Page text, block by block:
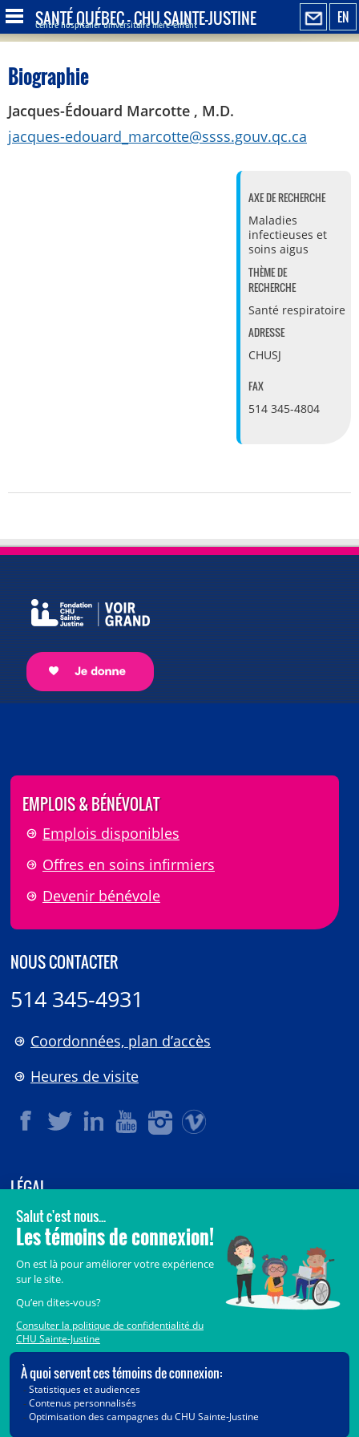
EN
SANTÉ QUÉBEC - CHU SAINTE-JUSTINE
Centre hospitalier universitaire mère-enfant
Biographie
Jacques-Édouard Marcotte , M.D.
jacques-edouard_marcotte@ssss.gouv.qc.ca
AXE DE RECHERCHE
Maladies
infectieuses et
soins aigus
THÈME DE
RECHERCHE
Santé respiratoire
ADRESSE
CHUSJ
FAX
514 345-4804
EMPLOIS & BÉNÉVOLAT
Emplois disponibles
Offres en soins infirmiers
Devenir bénévole
NOUS CONTACTER
514 345-4931
Coordonnées, plan d’accès
Heures de visite
LÉGAL
© 2006-2026CHU Sainte-Justine.
Tous droits réservés.
Crédits
Accès aux documents des organismes publics